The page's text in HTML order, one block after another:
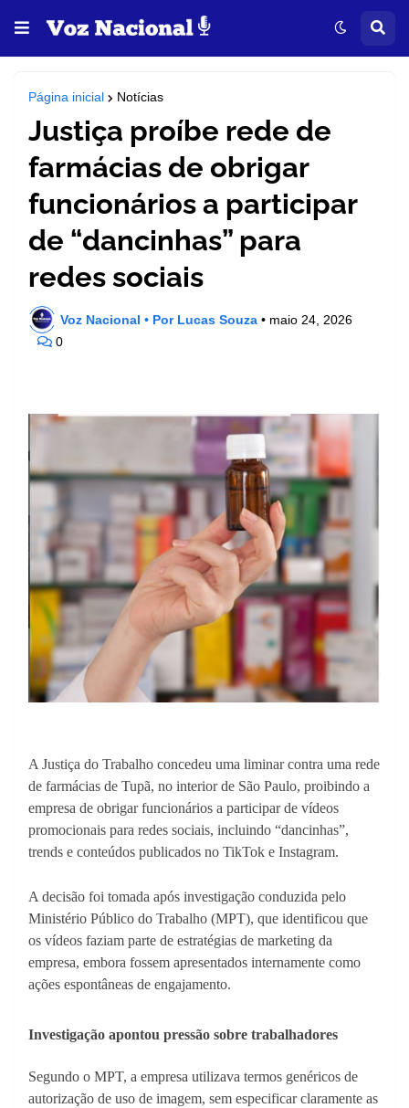
Página inicial Notícias
Justiça proíbe rede de
farmácias de obrigar
funcionários a participar
de “dancinhas” para
redes sociais
Voz Nacional • Por Lucas Souza • maio 24, 2026
0
A Justiça do Trabalho concedeu uma liminar contra uma rede
de farmácias de Tupã, no interior de São Paulo, proibindo a
empresa de obrigar funcionários a participar de vídeos
promocionais para redes sociais, incluindo “dancinhas”,
trends e conteúdos publicados no TikTok e Instagram.
A decisão foi tomada após investigação conduzida pelo
Ministério Público do Trabalho (MPT), que identificou que
os vídeos faziam parte de estratégias de marketing da
empresa, embora fossem apresentados internamente como
ações espontâneas de engajamento.
Investigação apontou pressão sobre trabalhadores
Segundo o MPT, a empresa utilizava termos genéricos de
autorização de uso de imagem, sem especificar claramente as